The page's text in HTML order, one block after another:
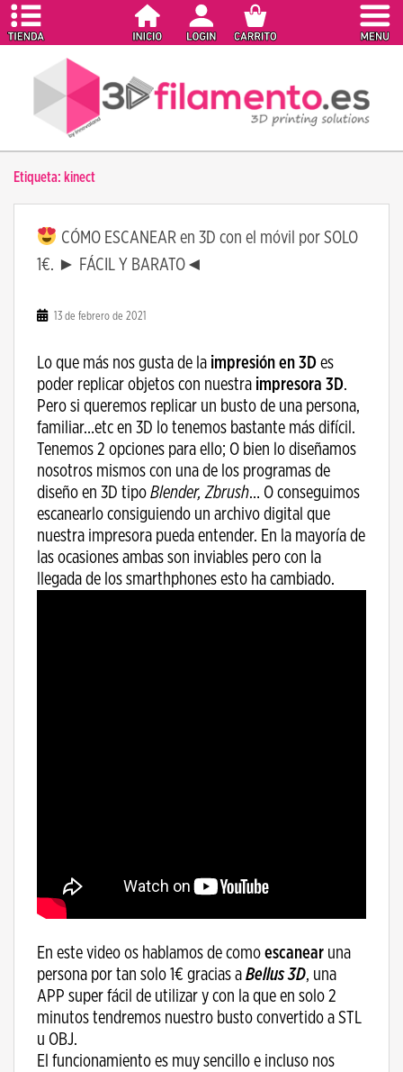
Etiqueta: kinect
CÓMO ESCANEAR en 3D con el móvil por SOLO
1€. ► FÁCIL Y BARATO◄
13 de febrero de 2021
Lo que más nos gusta de la impresión en 3D es
poder replicar objetos con nuestra impresora 3D.
Pero si queremos replicar un busto de una persona,
familiar…etc en 3D lo tenemos bastante más difícil.
Tenemos 2 opciones para ello; O bien lo diseñamos
nosotros mismos con una de los programas de
diseño en 3D tipo Blender, Zbrush… O conseguimos
escanearlo consiguiendo un archivo digital que
nuestra impresora pueda entender. En la mayoría de
las ocasiones ambas son inviables pero con la
llegada de los smarthphones esto ha cambiado.
En este video os hablamos de como escanear una
persona por tan solo 1€ gracias a Bellus 3D, una
APP super fácil de utilizar y con la que en solo 2
minutos tendremos nuestro busto convertido a STL
u OBJ.
El funcionamiento es muy sencillo e incluso nos